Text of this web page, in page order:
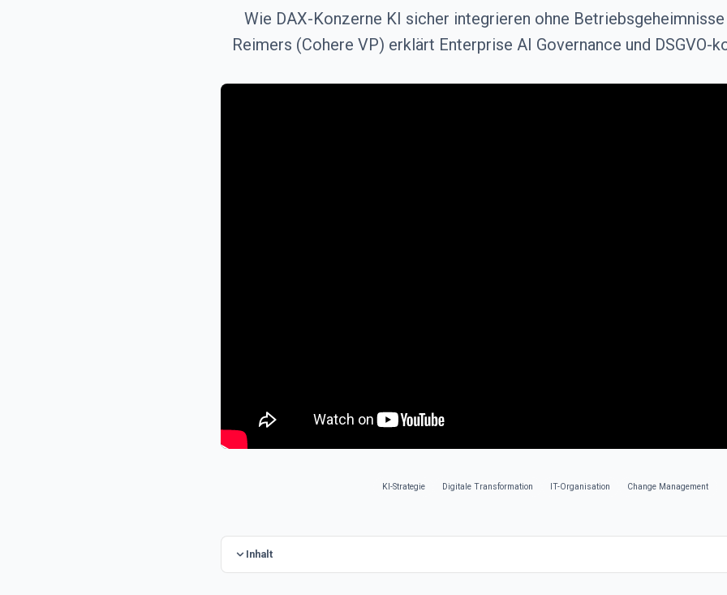
Wie DAX-Konzerne KI sicher integrieren ohne
Reimers (Cohere VP) erklärt Enterprise AI Governance und DSGVO-
KI-Strategie Digitale Transformation IT-Organisation Change Management
Inhalt